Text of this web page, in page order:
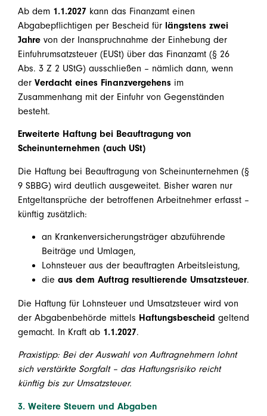
Ab dem 1.1.2027 kann das Finanzamt einen
Abgabepflichtigen per Bescheid für längstens zwei
Jahre von der Inanspruchnahme der Einhebung der
Einfuhrumsatzsteuer (EUSt) über das Finanzamt (§ 26
Abs. 3 Z 2 UStG) ausschließen – nämlich dann, wenn
der Verdacht eines Finanzvergehens im
Zusammenhang mit der Einfuhr von Gegenständen
besteht.
Erweiterte Haftung bei Beauftragung von
Scheinunternehmen (auch USt)
Die Haftung bei Beauftragung von Scheinunternehmen (§
9 SBBG) wird deutlich ausgeweitet. Bisher waren nur
Entgeltansprüche der betroffenen Arbeitnehmer erfasst –
künftig zusätzlich:
an Krankenversicherungsträger abzuführende
Beiträge und Umlagen,
Lohnsteuer aus der beauftragten Arbeitsleistung,
die aus dem Auftrag resultierende Umsatzsteuer.
Die Haftung für Lohnsteuer und Umsatzsteuer wird von
der Abgabenbehörde mittels Haftungsbescheid geltend
gemacht. In Kraft ab 1.1.2027.
Praxistipp: Bei der Auswahl von Auftragnehmern lohnt
sich verstärkte Sorgfalt – das Haftungsrisiko reicht
künftig bis zur Umsatzsteuer.
3. Weitere Steuern und Abgaben